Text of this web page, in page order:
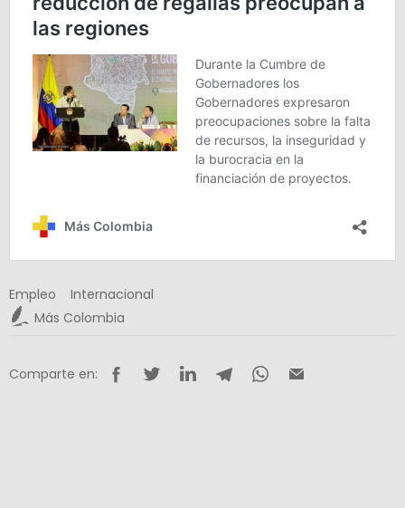
Empleo
Internacional
Más Colombia
Comparte en: